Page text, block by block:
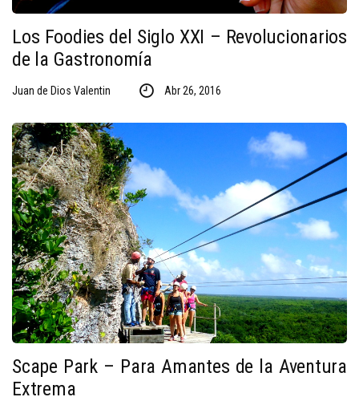
Los Foodies del Siglo XXI – Revolucionarios
de la Gastronomía
Juan de Dios Valentin Abr 26, 2016
Scape Park – Para Amantes de la Aventura
Extrema